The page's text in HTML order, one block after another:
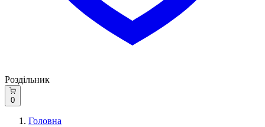
Роздільник
0
Головна